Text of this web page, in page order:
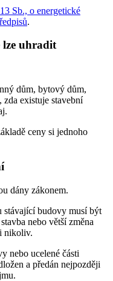
Sb., o energetické
.
lze uhradit
dům, bytový dům,
existuje stavební
ceny si jednoho
dány zákonem.
stávající budovy musí být
nebo větší změna
nikoliv.
nebo ucelené části
a předán nejpozději